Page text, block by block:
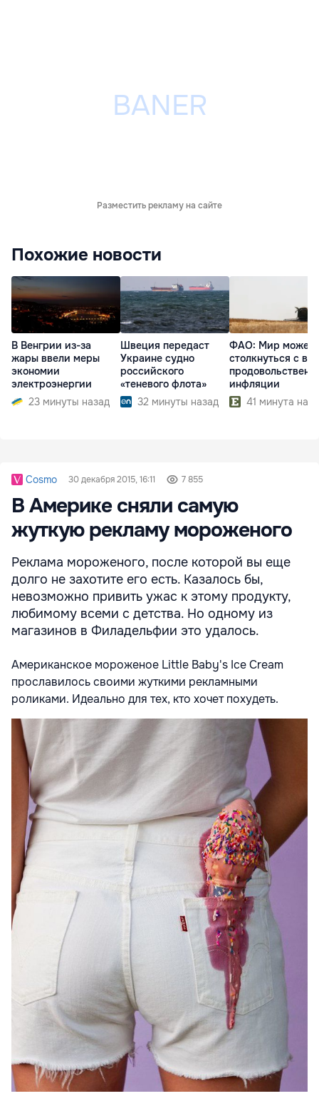
Разместить рекламу на сайте
Похожие новости
В Венгрии из-за
жары ввели меры
экономии
электроэнергии
23 минуты назад
Швеция передаст
Украине судно
российского
«теневого флота»
32 минуты назад
ФАО: Мир может
столкнуться с
инфляции
41 минута
Cosmo 30 декабря 2015, 16:11 7 855
В Америке сняли самую
жуткую рекламу мороженого
Реклама мороженого, после которой вы еще
долго не захотите его есть. Казалось бы,
невозможно привить ужас к этому продукту,
любимому всеми с детства. Но одному из
магазинов в Филадельфии это удалось.
Американское мороженое Little Baby's Ice Cream
прославилось своими жуткими рекламными
роликами. Идеально для тех, кто хочет похудеть.